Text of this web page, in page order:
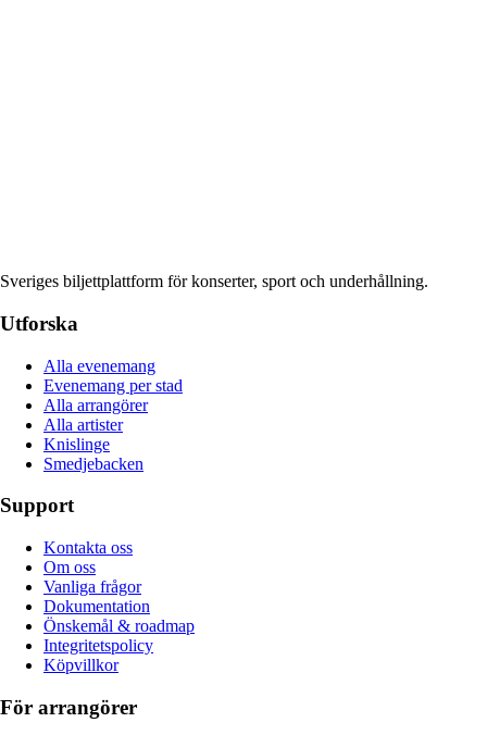
Sveriges biljettplattform för konserter, sport och underhållning.
Utforska
Alla evenemang
Evenemang per stad
Alla arrangörer
Alla artister
Knislinge
Smedjebacken
Support
Kontakta oss
Om oss
Vanliga frågor
Dokumentation
Önskemål & roadmap
Integritetspolicy
Köpvillkor
För arrangörer